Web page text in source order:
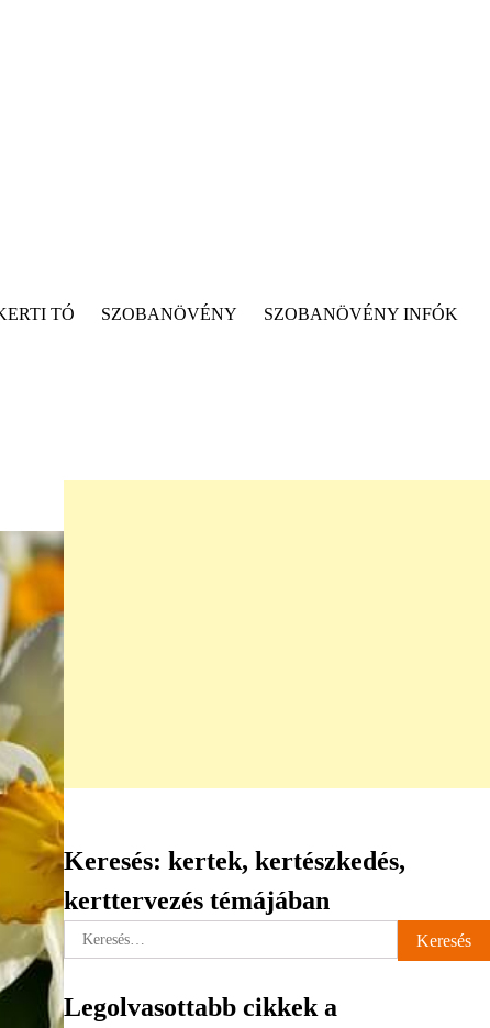
TÓ SZOBANÖVÉNY SZOBANÖVÉNY INFÓK
Keresés: kertek, kertészkedés,
kerttervezés témájában
Keresés:
Legolvasottabb cikkek a